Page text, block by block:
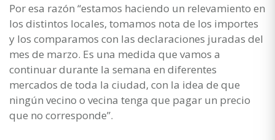
Por esa razón “estamos haciendo un relevamiento en
los distintos locales, tomamos nota de los importes
y los comparamos con las declaraciones juradas del
mes de marzo. Es una medida que vamos a
continuar durante la semana en diferentes
mercados de toda la ciudad, con la idea de que
ningún vecino o vecina tenga que pagar un precio
que no corresponde”.